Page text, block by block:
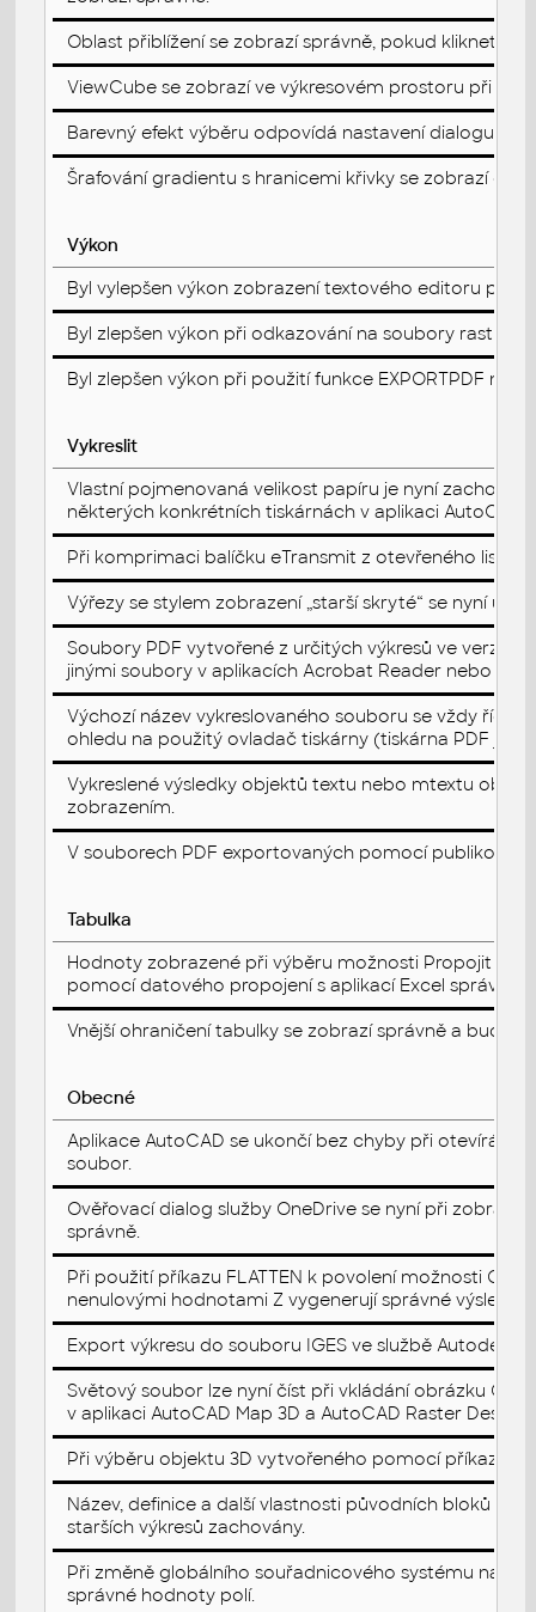
Oblast přiblížení se zobrazí správně, pokud kliknete
ViewCube se zobrazí ve výkresovém prostoru při
Barevný efekt výběru odpovídá nastavení dialogu
Šrafování gradientu s hranicemi křivky se zobrazí
Výkon
Byl vylepšen výkon zobrazení textového editoru při
Byl zlepšen výkon při odkazování na soubory
Byl zlepšen výkon při použití funkce EXPORTPDF
Vykreslit
Vlastní pojmenovaná velikost papíru je nyní
některých konkrétních tiskárnách v aplikaci AutoCAD.
Při komprimaci balíčku eTransmit z otevřeného listu
Výřezy se stylem zobrazení „starší skryté“ se nyní
Soubory PDF vytvořené z určitých výkresů ve verzi
jinými soubory v aplikacích Acrobat Reader nebo
Výchozí název vykreslovaného souboru se vždy řídí
ohledu na použitý ovladač tiskárny (tiskárna PDF
Vykreslené výsledky objektů textu nebo mtextu
zobrazením.
V souborech PDF exportovaných pomocí
Tabulka
Hodnoty zobrazené při výběru možnosti Propojit s
pomocí datového propojení s aplikací Excel správné.
Vnější ohraničení tabulky se zobrazí správně a bude
Obecné
Aplikace AutoCAD se ukončí bez chyby při otevírání
soubor.
Ověřovací dialog služby OneDrive se nyní při
správně.
Při použití příkazu FLATTEN k povolení možnosti
nenulovými hodnotami Z vygenerují správné výsledky.
Export výkresu do souboru IGES ve službě Autodesk
Světový soubor lze nyní číst při vkládání obrázku
v aplikaci AutoCAD Map 3D a AutoCAD Raster Design.
Při výběru objektu 3D vytvořeného pomocí příkazu
Název, definice a další vlastnosti původních bloků
starších výkresů zachovány.
Při změně globálního souřadnicového systému na
správné hodnoty polí.